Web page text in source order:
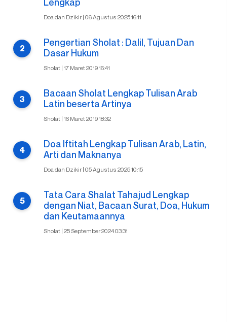
Doa dan Dzikir | 06 Agustus 2025 16:11
Pengertian Sholat : Dalil, Tujuan Dan
Dasar Hukum
Sholat | 17 Maret 2019 16:41
Bacaan Sholat Lengkap Tulisan Arab
Latin beserta Artinya
Sholat | 16 Maret 2019 18:32
Doa Iftitah Lengkap Tulisan Arab, Latin,
Arti dan Maknanya
Doa dan Dzikir | 05 Agustus 2025 10:15
Tata Cara Shalat Tahajud Lengkap
dengan Niat, Bacaan Surat, Doa, Hukum
dan Keutamaannya
Sholat | 25 September 2024 03:31